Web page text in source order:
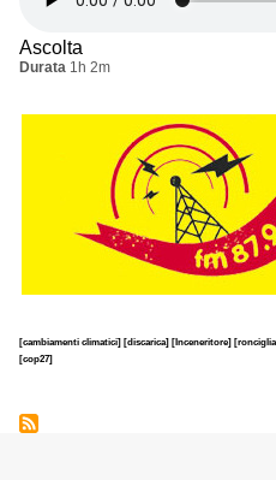
Ascolta
Durata 1h 2m
[cambiamenti climatici] [discarica] [Inceneritore]
[cop27]